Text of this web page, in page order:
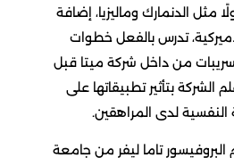
مثل الدنمارك وماليزيا، إضافة
تدرس بالفعل خطوات
من داخل شركة ميتا قبل
بتأثير تطبيقاتها على
لدى المراهقين.
تاما ليفر من جامعة